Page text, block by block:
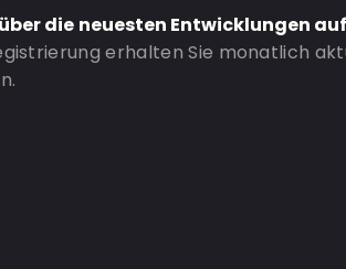
die neuesten Entwicklungen
erhalten Sie monatlich